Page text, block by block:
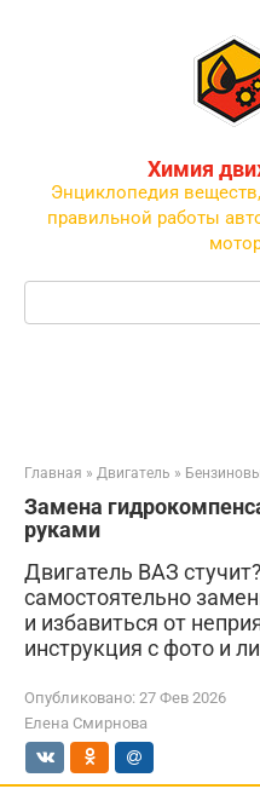
Химия
Энциклопедия
правильной работы
Поиск:
Главная » Двигатель »
Замена
руками
Двигатель ВАЗ
самостоятельно
и избавиться от
инструкция с фото и
Опубликовано: 27 Фев 2026
Елена Смирнова